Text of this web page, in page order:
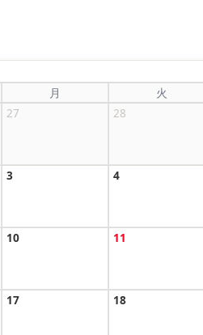
月 火
27 28
3 4
10 11
17 18